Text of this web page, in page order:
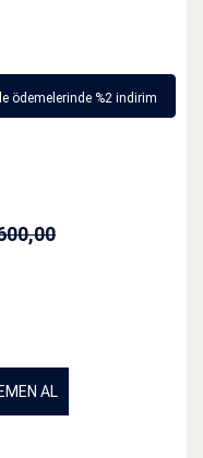
ödemelerinde %2 indirim
AL